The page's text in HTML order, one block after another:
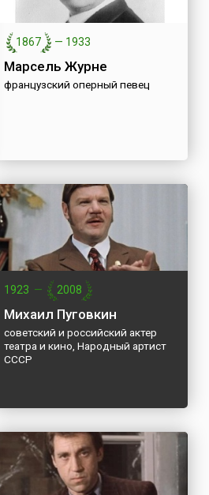
1867 — 1933
Марсель Журне
французский оперный певец
1923 — 2008
Михаил Пуговкин
советский и российский актер
театра и кино, Народный артист
СССР